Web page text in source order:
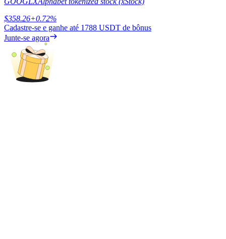
Precious Metals Trading Carnival
Trade Gold & Silver · 33,333 USDT Bonus
USDT New User Exclusive 10% APR
USDT Flexible Staking | Daily Rewards
$358.26+0.72%
Cadastre-se e ganhe até 1788 USDT de bônus
Junte-se agora